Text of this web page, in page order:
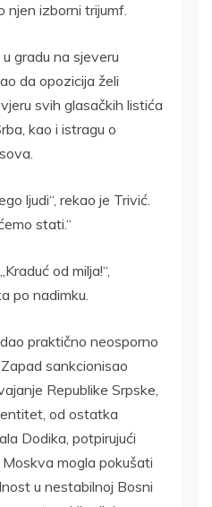
njen izborni trijumf.
gradu na sjeveru
da opozicija želi
svih glasačkih listića
kao i istragu o
ljudi“, rekao je Trivić.
stati.“
od milja!“,
po nadimku.
praktično neosporno
sankcionisao
Republike Srpske,
od ostatka
Dodika, potpirujući
mogla pokušati
u nestabilnoj Bosni